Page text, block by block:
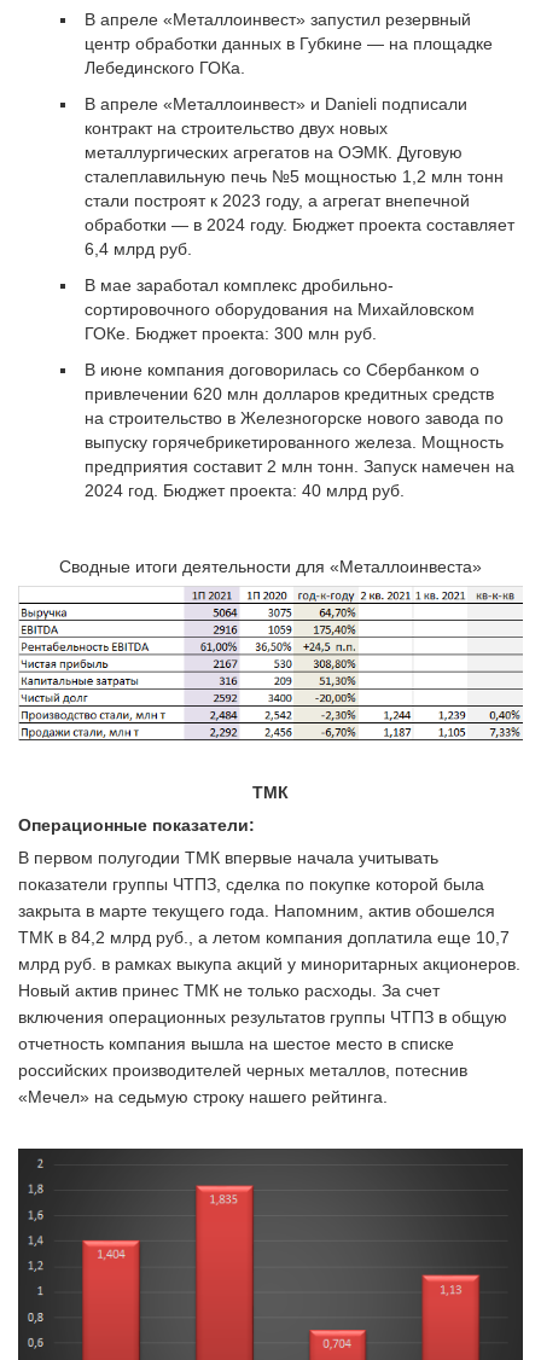
В апреле «Металлоинвест» запустил резервный
центр обработки данных в Губкине — на площадке
Лебединского ГОКа.
В апреле «Металлоинвест» и Danieli подписали
контракт на строительство двух новых
металлургических агрегатов на ОЭМК. Дуговую
сталеплавильную печь №5 мощностью 1,2 млн тонн
стали построят к 2023 году, а агрегат внепечной
обработки — в 2024 году. Бюджет проекта составляет
6,4 млрд руб.
В мае заработал комплекс дробильно-
сортировочного оборудования на Михайловском
ГОКе. Бюджет проекта: 300 млн руб.
В июне компания договорилась со Сбербанком о
привлечении 620 млн долларов кредитных средств
на строительство в Железногорске нового завода по
выпуску горячебрикетированного железа. Мощность
предприятия составит 2 млн тонн. Запуск намечен на
2024 год. Бюджет проекта: 40 млрд руб.
Сводные итоги деятельности для «Металлоинвеста»
ТМК
Операционные показатели:
В первом полугодии ТМК впервые начала учитывать
показатели группы ЧТПЗ, сделка по покупке которой была
закрыта в марте текущего года. Напомним, актив обошелся
ТМК в 84,2 млрд руб., а летом компания доплатила еще 10,7
млрд руб. в рамках выкупа акций у миноритарных акционеров.
Новый актив принес ТМК не только расходы. За счет
включения операционных результатов группы ЧТПЗ в общую
отчетность компания вышла на шестое место в списке
российских производителей черных металлов, потеснив
«Мечел» на седьмую строку нашего рейтинга.